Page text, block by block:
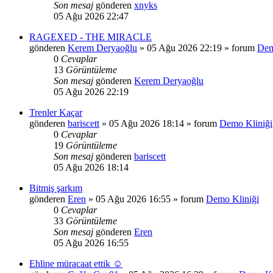
Son mesaj gönderen xnyks
05 Ağu 2026 22:47
RAGEXED - THE MIRACLE
gönderen Kerem Deryaoğlu » 05 Ağu 2026 22:19 » forum
0 Cevaplar
13 Görüntüleme
Son mesaj gönderen Kerem Deryaoğlu
05 Ağu 2026 22:19
Trenler Kaçar
gönderen bariscett » 05 Ağu 2026 18:14 » forum Demo Kliniği
0 Cevaplar
19 Görüntüleme
Son mesaj gönderen bariscett
05 Ağu 2026 18:14
Bitmiş şarkım
gönderen Eren » 05 Ağu 2026 16:55 » forum Demo Kliniği
0 Cevaplar
33 Görüntüleme
Son mesaj gönderen Eren
05 Ağu 2026 16:55
Ehline müracaat ettik ☺️